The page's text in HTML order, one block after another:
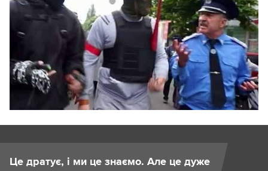
Це дратує, і ми це знаємо. Але це дуже